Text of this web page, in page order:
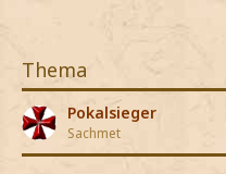
Jetzt Fanclub-
Thema
Pokalsieger
Sachmet